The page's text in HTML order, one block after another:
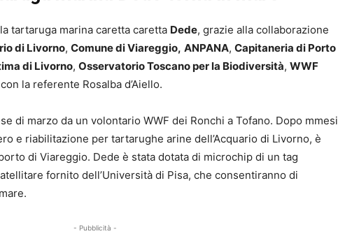
tartaruga marina caretta caretta Dede, grazie alla collaborazione
di Livorno, Comune di Viareggio, ANPANA, Capitaneria di Porto
di Livorno, Osservatorio Toscano per la Biodiversità, WWF
con la referente Rosalba d’Aiello.
di marzo da un volontario WWF dei Ronchi a Tofano. Dopo mmesi
e riabilitazione per tartarughe arine dell’Acquario di Livorno, è
di Viareggio. Dede è stata dotata di microchip di un tag
fornito dell’Università di Pisa, che consentiranno di
- Pubblicità -